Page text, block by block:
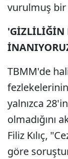
vurulmuş
'GİZLİLİĞİN
TBMM'de
yalnızca
olmadığını
Filiz Kılıç,
göre